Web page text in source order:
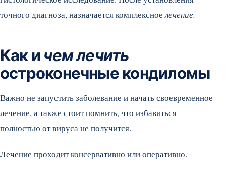
точного диагноза, назначается комплексное лечение.
Как и чем лечить
остроконечные кондиломы
Важно не запустить заболевание и начать своевременное
лечение, а также стоит помнить, что избавиться
полностью от вируса не получится.
Лечение проходит консервативно или оперативно.